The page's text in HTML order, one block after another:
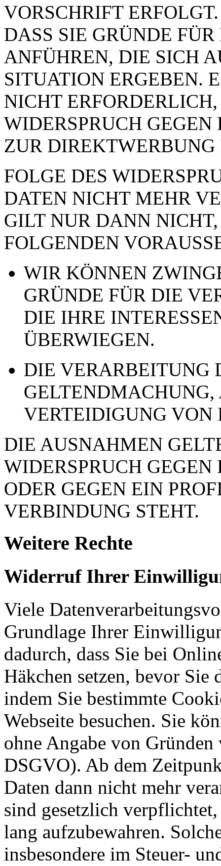
VORSCHRIFT
DASS SIE GRÜNDE
ANFÜHREN, DIE SICH
SITUATION ERGEBEN.
NICHT
WIDERSPRUCH
ZUR DIREKTWERBUNG
FOLGE DES
DATEN NICHT MEHR
GILT NUR DANN
FOLGENDEN
WIR KÖNNEN
GRÜNDE FÜR DIE
DIE IHRE
ÜBERWIEGEN.
DIE VERARBEITUNG
VERTEIDIGUNG VON
DIE AUSNAHMEN
WIDERSPRUCH
ODER GEGEN EIN
VERBINDUNG STEHT.
Weitere Rechte
Widerruf Ihrer
Viele
Grundlage Ihrer
dadurch, dass Sie bei
Häkchen setzen, bevor Sie
indem Sie bestimmte
Webseite besuchen. Sie
ohne Angabe von
DSGVO). Ab dem
Daten dann nicht mehr
sind gesetzlich
lang aufzubewahren.
insbesondere im Steuer-